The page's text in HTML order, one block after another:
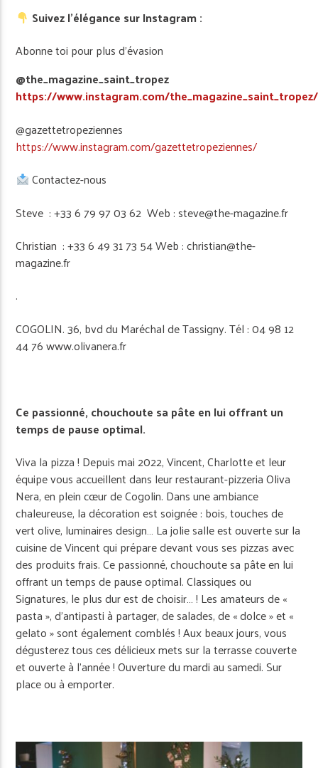
Suivez l’élégance sur Instagram :
Abonne toi pour plus d’évasion
@the_magazine_saint_tropez
https://www.instagram.com/the_magazine_saint_tropez/
@gazettetropeziennes
https://www.instagram.com/gazettetropeziennes/
Contactez-nous
Steve : +33 6 79 97 03 62 Web : steve@the-magazine.fr
Christian : +33 6 49 31 73 54 Web : christian@the-
magazine.fr
.
COGOLIN. 36, bvd du Maréchal de Tassigny. Tél : 04 98 12
44 76 www.olivanera.fr
Ce passionné, chouchoute sa pâte en lui offrant un
temps de pause optimal.
Viva la pizza ! Depuis mai 2022, Vincent, Charlotte et leur
équipe vous accueillent dans leur restaurant-pizzeria Oliva
Nera, en plein cœur de Cogolin. Dans une ambiance
chaleureuse, la décoration est soignée : bois, touches de
vert olive, luminaires design… La jolie salle est ouverte sur la
cuisine de Vincent qui prépare devant vous ses pizzas avec
des produits frais. Ce passionné, chouchoute sa pâte en lui
offrant un temps de pause optimal. Classiques ou
Signatures, le plus dur est de choisir… ! Les amateurs de «
pasta », d’antipasti à partager, de salades, de « dolce » et «
gelato » sont également comblés ! Aux beaux jours, vous
dégusterez tous ces délicieux mets sur la terrasse couverte
et ouverte à l’année ! Ouverture du mardi au samedi. Sur
place ou à emporter.